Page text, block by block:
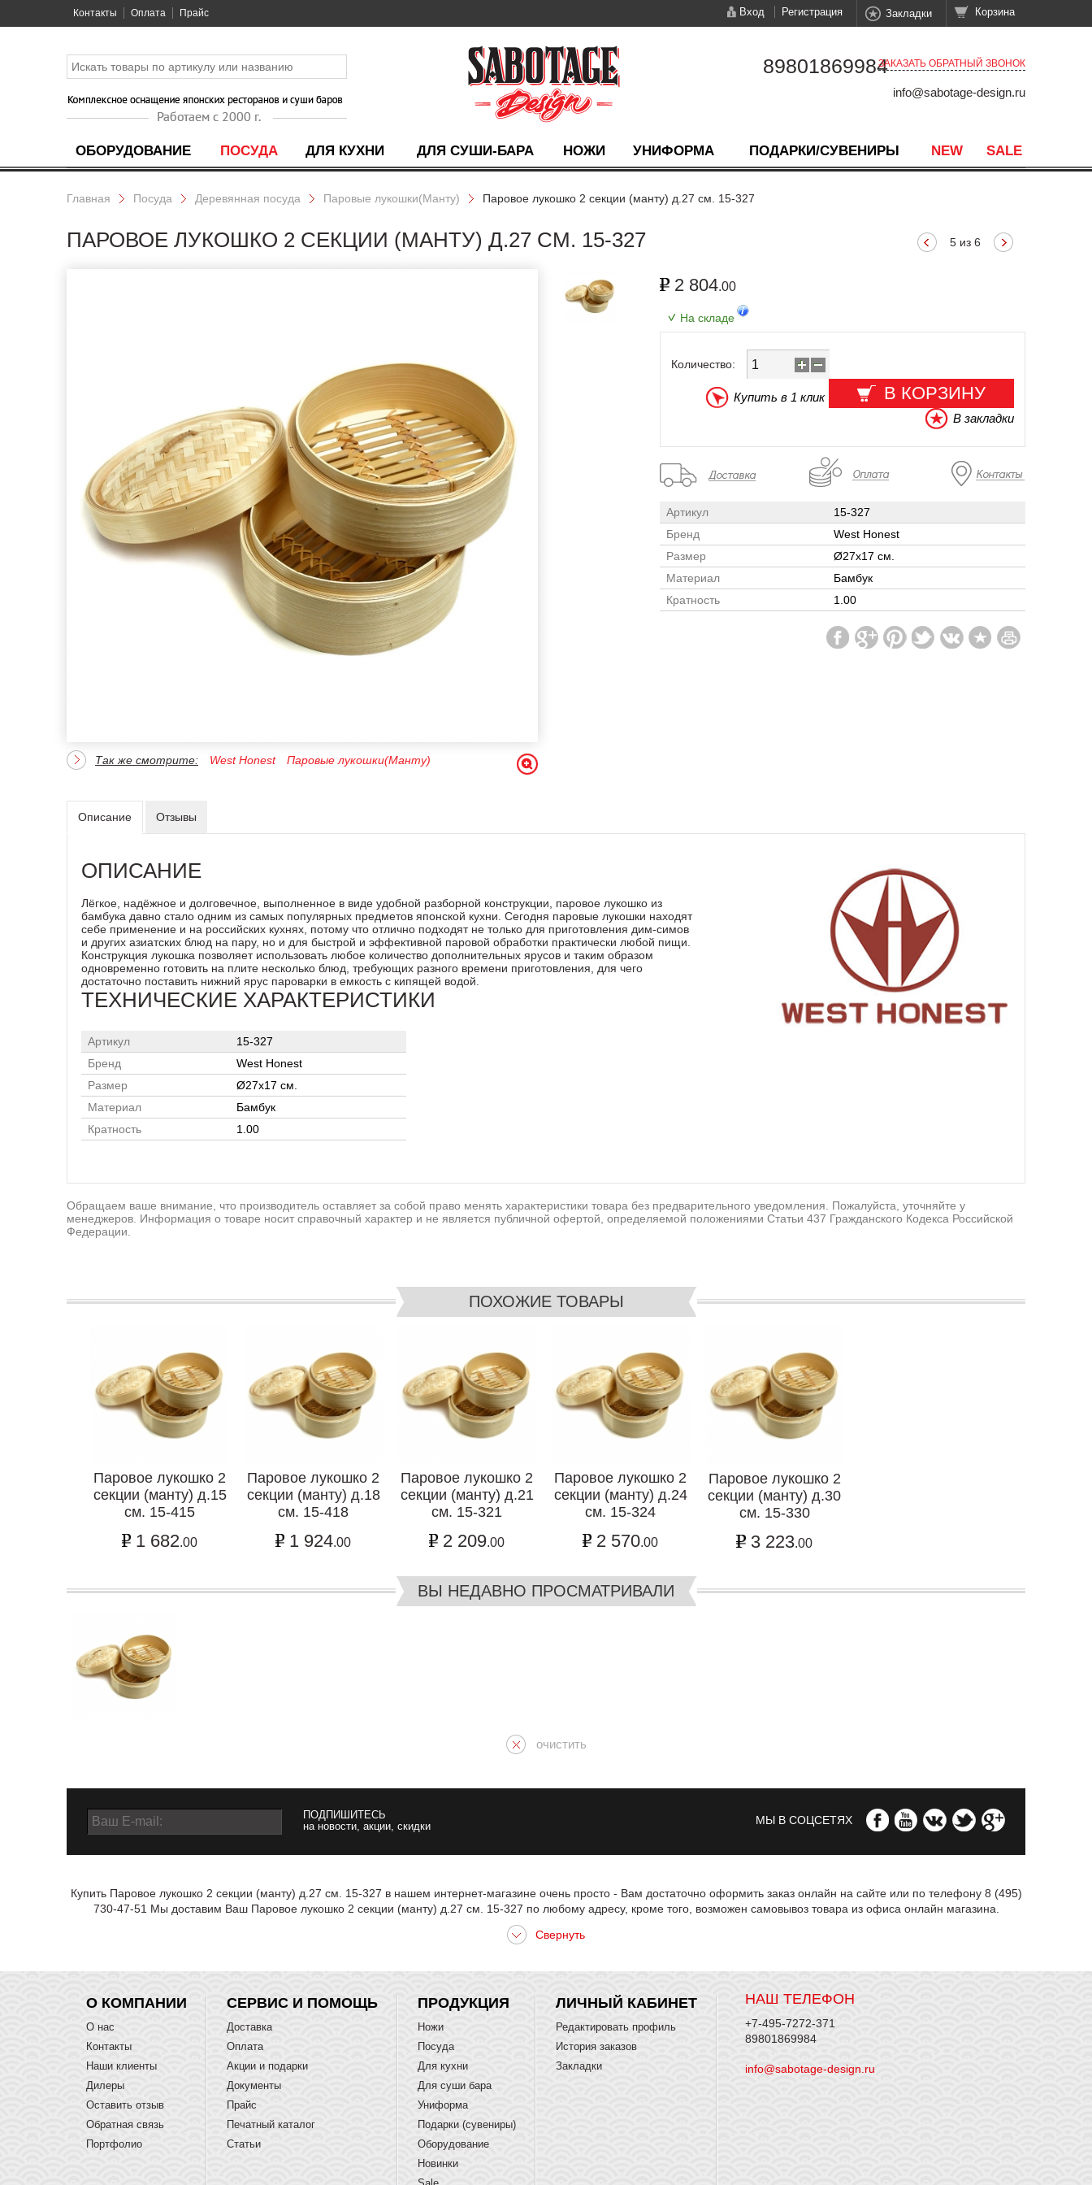
Контакты Оплата Прайс Вход Регистрация Закладки Корзина
ОБОРУДОВАНИЕ ПОСУДА ДЛЯ КУХНИ ДЛЯ СУШИ-БАРА НОЖИ УНИФОРМА ПОДАРКИ/СУВЕНИРЫ NEW SALE
89801869984ЗАКАЗАТЬ ОБРАТНЫЙ ЗВОНОК
info@sabotage-design.ru
Главная Посуда Деревянная посуда Паровые лукошки(Манту) Паровое лукошко 2 секции (манту) д.27 см. 15-327
ПАРОВОЕ ЛУКОШКО 2 СЕКЦИИ (МАНТУ) Д.27 СМ. 15-327 5 из 6
Так же смотрите: West Honest Паровые лукошки(Манту)
2 804.00
На складе
Количество:
В КОРЗИНУ
Купить в 1 клик
В закладки
Артикул
15-327
Бренд
West Honest
Размер
Ø27x17 см.
Материал
Бамбук
Кратность
1.00
Описание Отзывы
ОПИСАНИЕ
Лёгкое, надёжное и долговечное, выполненное в виде удобной разборной конструкции, паровое лукошко из
бамбука давно стало одним из самых популярных предметов японской кухни. Сегодня паровые лукошки находят
себе применение и на российских кухнях, потому что отлично подходят не только для приготовления дим-симов
и других азиатских блюд на пару, но и для быстрой и эффективной паровой обработки практически любой пищи.
Конструкция лукошка позволяет использовать любое количество дополнительных ярусов и таким образом
одновременно готовить на плите несколько блюд, требующих разного времени приготовления, для чего
достаточно поставить нижний ярус пароварки в емкость с кипящей водой.
ТЕХНИЧЕСКИЕ ХАРАКТЕРИСТИКИ
Артикул
15-327
Бренд
West Honest
Размер
Ø27x17 см.
Материал
Бамбук
Кратность
1.00
Обращаем ваше внимание, что производитель оставляет за собой право менять характеристики товара без предварительного уведомления. Пожалуйста, уточняйте у
менеджеров. Информация о товаре носит справочный характер и не является публичной офертой, определяемой положениями Статьи 437 Гражданского Кодекса Российской
Федерации.
ПОХОЖИЕ ТОВАРЫ
Паровое лукошко 2
секции (манту) д.15
см. 15-415
1 682.00
Паровое лукошко 2
секции (манту) д.18
см. 15-418
1 924.00
Паровое лукошко 2
секции (манту) д.21
см. 15-321
2 209.00
Паровое лукошко 2
секции (манту) д.24
см. 15-324
2 570.00
Паровое лукошко 2
секции (манту) д.30
см. 15-330
3 223.00
ВЫ НЕДАВНО ПРОСМАТРИВАЛИ
очистить
ПОДПИШИТЕСЬ
на новости, акции, скидки
МЫ В СОЦСЕТЯХ
Купить Паровое лукошко 2 секции (манту) д.27 см. 15-327 в нашем интернет-магазине очень просто - Вам достаточно оформить заказ онлайн на сайте или по телефону 8 (495)
730-47-51 Мы доставим Ваш Паровое лукошко 2 секции (манту) д.27 см. 15-327 по любому адресу, кроме того, возможен самовывоз товара из офиса онлайн магазина.
НАШ ТЕЛЕФОН
+7-495-7272-371
89801869984
info@sabotage-design.ru
О КОМПАНИИ
О нас
Контакты
Наши клиенты
Дилеры
Оставить отзыв
Обратная связь
Портфолио
СЕРВИС И ПОМОЩЬ
Доставка
Оплата
Акции и подарки
Документы
Прайс
Печатный каталог
Статьи
ПРОДУКЦИЯ
Ножи
Посуда
Для кухни
Для суши бара
Униформа
Подарки (сувениры)
Оборудование
Новинки
ЛИЧНЫЙ КАБИНЕТ
Редактировать профиль
История заказов
Закладки